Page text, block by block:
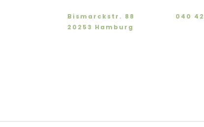
Bismarckstr. 88
20253 Hamburg
040